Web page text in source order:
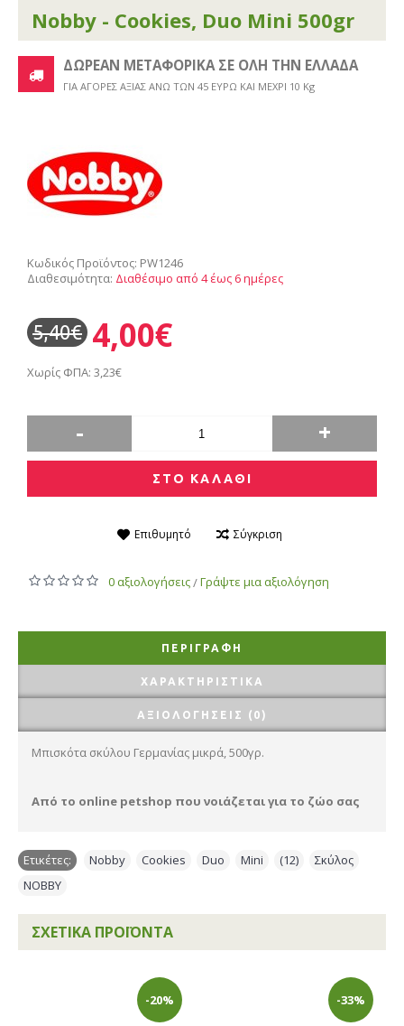
Nobby - Cookies, Duo Mini 500gr
ΔΩΡΕΑΝ ΜΕΤΑΦΟΡΙΚΑ ΣΕ ΟΛΗ ΤΗΝ ΕΛΛΑΔΑ
ΓΙΑ ΑΓΟΡΕΣ ΑΞΙΑΣ ΑΝΩ ΤΩΝ 45 ΕΥΡΩ ΚΑΙ ΜΕΧΡΙ 10 Kg
Κωδικός Προϊόντος: PW1246
Διαθεσιμότητα: Διαθέσιμο από 4 έως 6 ημέρες
5,40€ 4,00€
Χωρίς ΦΠΑ: 3,23€
- +
ΣΤΟ ΚΑΛΑΘΙ
Επιθυμητό Σύγκριση
0 αξιολογήσεις/Γράψτε μια αξιολόγηση
ΠΕΡΙΓΡΑΦΉ
ΧΑΡΑΚΤΗΡΙΣΤΙΚΆ
ΑΞΙΟΛΟΓΉΣΕΙΣ (0)
Μπισκότα σκύλου Γερμανίας μικρά, 500γρ.
Από το online petshop που νοιάζεται για το ζώο σας
Ετικέτες: Nobby Cookies Duo Mini (12) Σκύλος
NOBBY
ΣΧΕΤΙΚΆ ΠΡΟΪΌΝΤΑ
-20% -33%